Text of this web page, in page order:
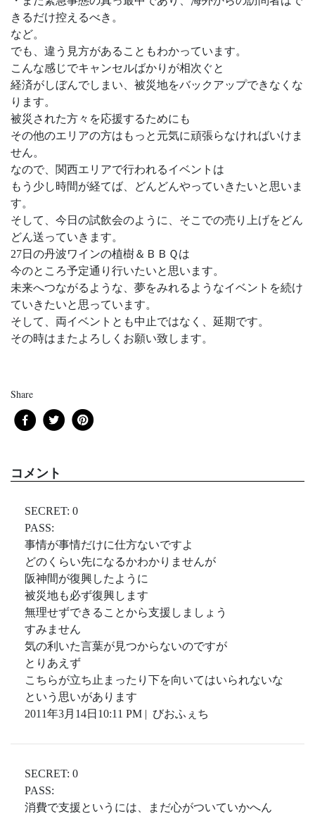
きるだけ控えるべき。
など。
でも、違う見方があることもわかっています。
こんな感じでキャンセルばかりが相次ぐと
経済がしぼんでしまい、被災地をバックアップできなくな
ります。
被災された方々を応援するためにも
その他のエリアの方はもっと元気に頑張らなければいけま
せん。
なので、関西エリアで行われるイベントは
もう少し時間が経てば、どんどんやっていきたいと思いま
す。
そして、今日の試飲会のように、そこでの売り上げをどん
どん送っていきます。
27日の丹波ワインの植樹＆ＢＢＱは
今のところ予定通り行いたいと思います。
未来へつながるような、夢をみれるようなイベントを続け
ていきたいと思っています。
そして、両イベントとも中止ではなく、延期です。
その時はまたよろしくお願い致します。
Share
コメント
SECRET: 0
PASS:
事情が事情だけに仕方ないですよ
どのくらい先になるかわかりませんが
阪神間が復興したように
被災地も必ず復興します
無理せずできることから支援しましょう
すみません
気の利いた言葉が見つからないのですが
とりあえず
こちらが立ち止まったり下を向いてはいられないな
という思いがあります
2011年3月14日10:11 PM | びおふぇち
SECRET: 0
PASS:
消費で支援というには、まだ心がついていかへん